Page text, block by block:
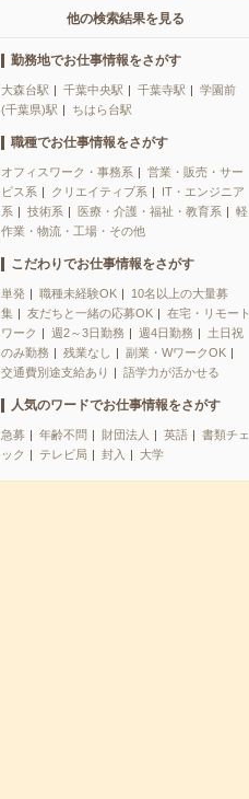
他の検索結果を見る
勤務地でお仕事情報をさがす
大森台駅 千葉中央駅 千葉寺駅
学園前
(千葉県)駅
ちはら台駅
職種でお仕事情報をさがす
オフィスワーク・事務系
営業・販売・サー
ビス系
クリエイティブ系
IT・エンジニア
系
技術系 医療・介護・福祉・教育系
軽
作業・物流・工場・その他
こだわりでお仕事情報をさがす
単発 職種未経験OK
10名以上の大量募
集
友だちと一緒の応募OK
在宅・リモート
ワーク
週2～3日勤務 週4日勤務
土日祝
のみ勤務
残業なし
副業・WワークOK
交通費別途支給あり
語学力が活かせる
人気のワードでお仕事情報をさがす
急募 年齢不問 財団法人 英語
書類チェ
ック
テレビ局 封入 大学